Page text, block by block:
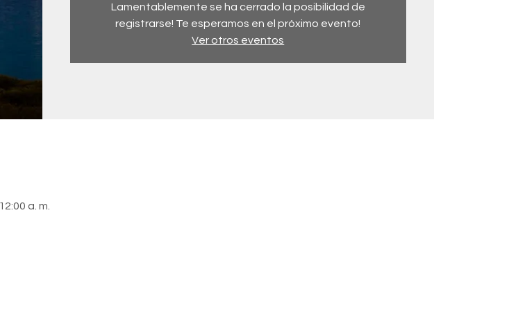
Lamentablemente se ha cerrado la posibilidad de
registrarse! Te esperamos en el próximo evento!
Ver otros eventos
a. m.